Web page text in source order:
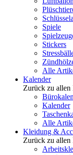
Spiele
Stickers
Alle
Kalender
Zurück zu allen
Kalender
Alle
Kleidung &
Zurück zu allen